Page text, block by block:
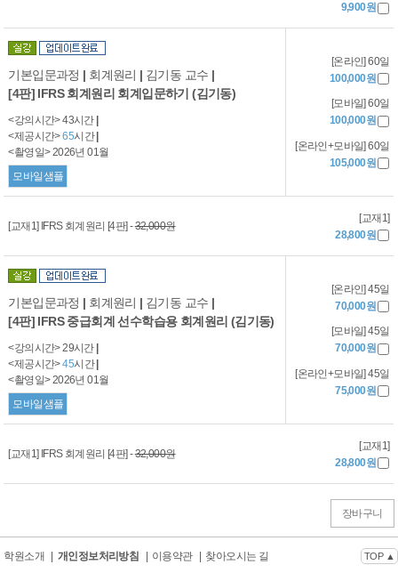
9,900원
기본입문과정 | 회계원리 | 김기동 교수 |
[4판] IFRS 회계원리 회계입문하기 (김기동)
<강의시간> 43시간
<제공시간>65시간
<촬영일> 2026년 01월
모바일샘플
[온라인] 60일
100,000원
[모바일] 60일
100,000원
[온라인+모바일] 60일
105,000원
[교재1] IFRS 회계원리 [4판] -32,000원
[교재1]
28,800원
기본입문과정 | 회계원리 | 김기동 교수 |
[4판] IFRS 중급회계 선수학습용 회계원리 (김기동)
<강의시간> 29시간
<제공시간>45시간
<촬영일> 2026년 01월
모바일샘플
[온라인] 45일
70,000원
[모바일] 45일
70,000원
[온라인+모바일] 45일
75,000원
[교재1] IFRS 회계원리 [4판] -32,000원
[교재1]
28,800원
장바구니
학원소개 개인정보처리방침 이용약관 찾아오시는 길 TOP ▲